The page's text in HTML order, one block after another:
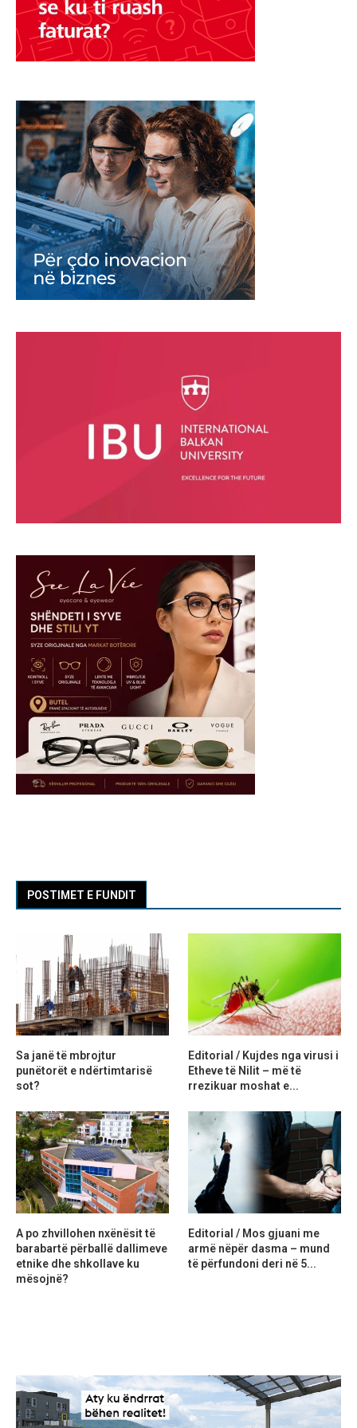
POSTIMET E FUNDIT
Sa janë të mbrojtur
punëtorët e ndërtimtarisë
sot?
Editorial / Kujdes nga virusi i
Etheve të Nilit – më të
rrezikuar moshat e...
A po zhvillohen nxënësit të
barabartë përballë dallimeve
etnike dhe shkollave ku
mësojnë?
Editorial / Mos gjuani me
armë nëpër dasma – mund
të përfundoni deri në 5...